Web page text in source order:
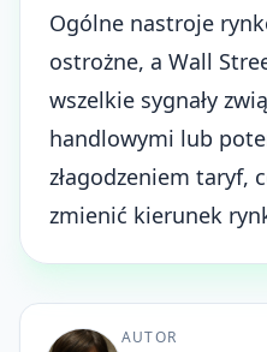
Ogólne nastroje
ostrożne, a Wall
wszelkie sygnały
handlowymi lub
złagodzeniem taryf,
zmienić kierunek
AUTOR